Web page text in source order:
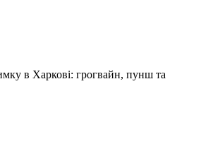
в Харкові: грогвайн, пунш та